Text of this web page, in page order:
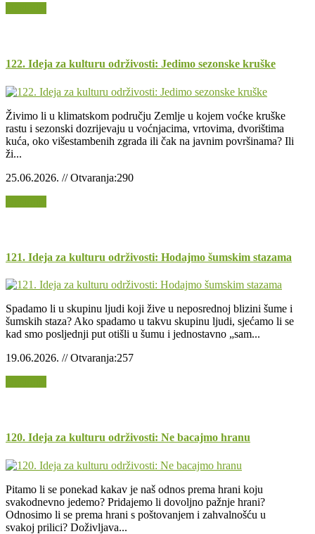
122. Ideja za kulturu održivosti: Jedimo sezonske kruške
Živimo li u klimatskom području Zemlje u kojem voćke kruške
rastu i sezonski dozrijevaju u voćnjacima, vrtovima, dvorištima
kuća, oko višestambenih zgrada ili čak na javnim površinama? Ili
ži...
25.06.2026. // Otvaranja:290
121. Ideja za kulturu održivosti: Hodajmo šumskim stazama
Spadamo li u skupinu ljudi koji žive u neposrednoj blizini šume i
šumskih staza? Ako spadamo u takvu skupinu ljudi, sjećamo li se
kad smo posljednji put otišli u šumu i jednostavno „sam...
19.06.2026. // Otvaranja:257
120. Ideja za kulturu održivosti: Ne bacajmo hranu
Pitamo li se ponekad kakav je naš odnos prema hrani koju
svakodnevno jedemo? Pridajemo li dovoljno pažnje hrani?
Odnosimo li se prema hrani s poštovanjem i zahvalnošću u
svakoj prilici? Doživljava...